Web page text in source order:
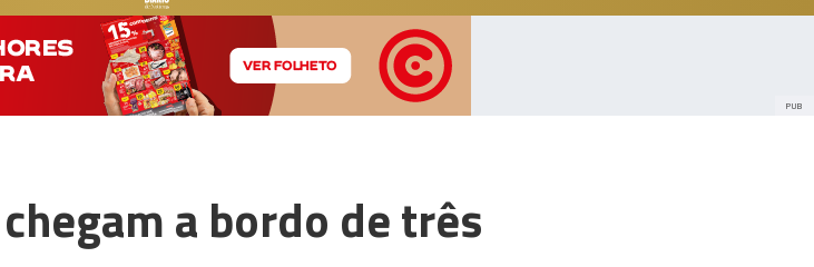
PUB
a bordo de três